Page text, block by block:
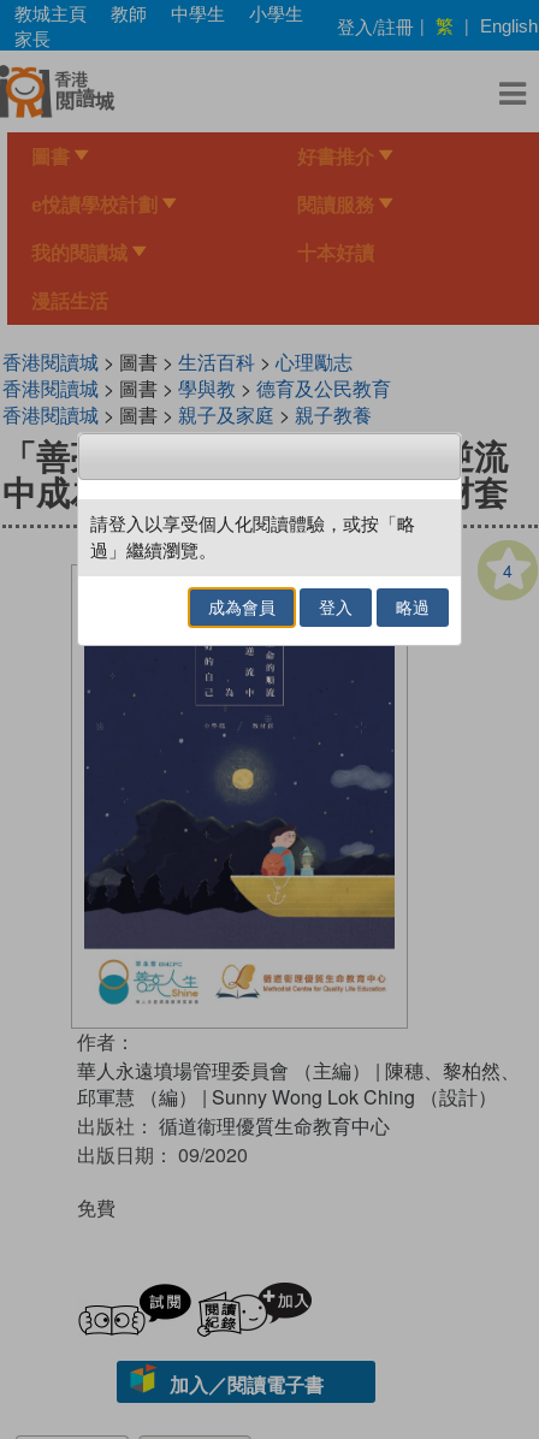
Skip
main
content
教城主頁 教師 中學生
小學生
家長
登入/註冊 | 繁 | English
圖書 好書推介
e悅讀學校計劃 閱讀服務
我的閱讀城 十本好讀
漫話生活
香港閱讀城> 圖書 > 生活百科> 心理勵志
香港閱讀城> 圖書 > 學與教 > 德育及公民教育
香港閱讀城> 圖書 > 親子及家庭 > 親子教養
「善亮人生—在生命的順流或逆流
中成為更好的自己」︰中學教材套
4
作者：
華人永遠墳場管理委員會 （主編）
| 陳穗、黎柏然、
邱軍慧 （編）
| Sunny Wong Lok Ching （設計）
出版社： 循道衞理優質生命教育中心
出版日期： 09/2020
免費
試閲
加入／閱讀電子書
請登入以享受個人化閱讀體驗，或按「略
過」繼續瀏覽。
成為會員 登入 略過